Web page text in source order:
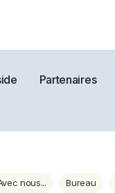
Partenaires
nous... Bureau